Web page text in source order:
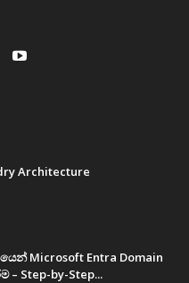
Architecture
Microsoft Entra Domain
– Step-by-Step...